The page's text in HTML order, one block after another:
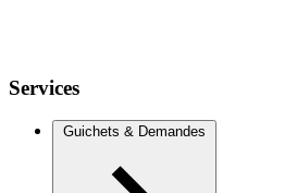
Services
Guichets & Demandes